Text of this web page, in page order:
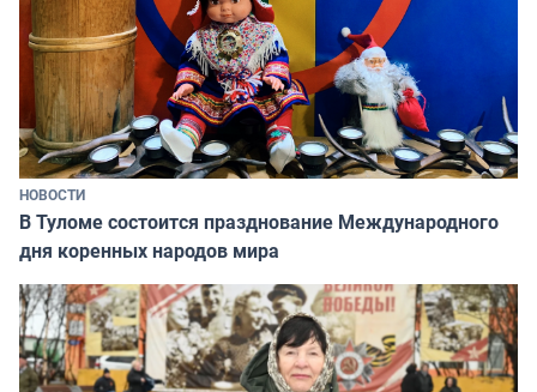
НОВОСТИ
В Туломе состоится празднование Международного
дня коренных народов мира